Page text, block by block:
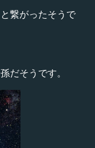
繋がったそうで
だそうです。